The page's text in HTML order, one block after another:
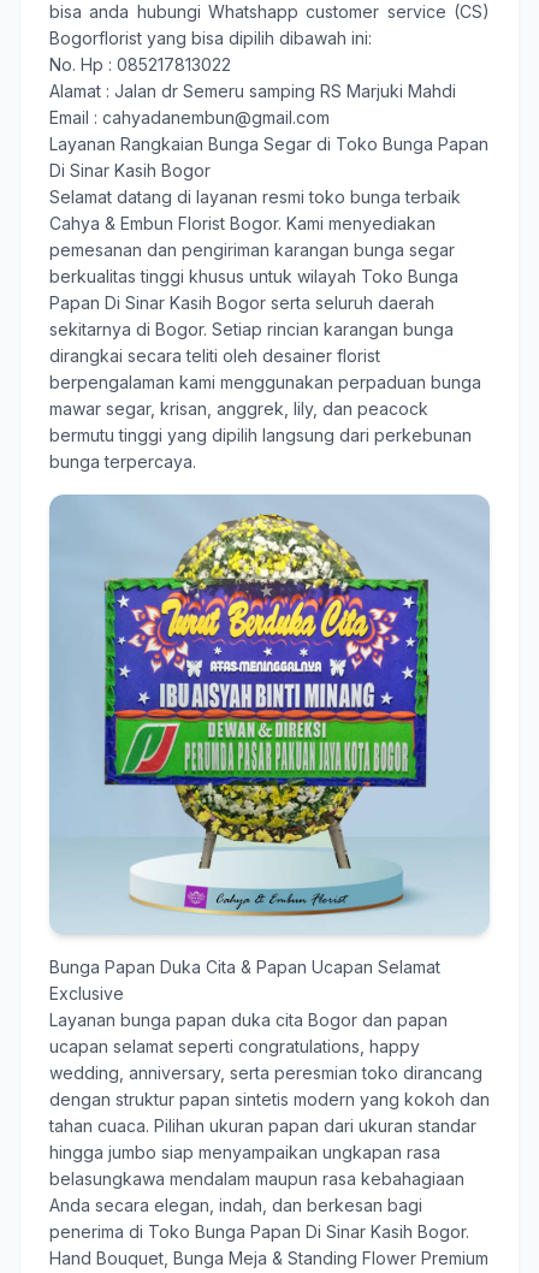
bisa anda hubungi Whatshapp customer service (CS)
Bogorflorist yang bisa dipilih dibawah ini:
No. Hp : 085217813022
Alamat : Jalan dr Semeru samping RS Marjuki Mahdi
Email : cahyadanembun@gmail.com
Layanan Rangkaian Bunga Segar di Toko Bunga Papan
Di Sinar Kasih Bogor
Selamat datang di layanan resmi toko bunga terbaik
Cahya & Embun Florist Bogor. Kami menyediakan
pemesanan dan pengiriman karangan bunga segar
berkualitas tinggi khusus untuk wilayah Toko Bunga
Papan Di Sinar Kasih Bogor serta seluruh daerah
sekitarnya di Bogor. Setiap rincian karangan bunga
dirangkai secara teliti oleh desainer florist
berpengalaman kami menggunakan perpaduan bunga
mawar segar, krisan, anggrek, lily, dan peacock
bermutu tinggi yang dipilih langsung dari perkebunan
bunga terpercaya.
Bunga Papan Duka Cita & Papan Ucapan Selamat
Exclusive
Layanan bunga papan duka cita Bogor dan papan
ucapan selamat seperti congratulations, happy
wedding, anniversary, serta peresmian toko dirancang
dengan struktur papan sintetis modern yang kokoh dan
tahan cuaca. Pilihan ukuran papan dari ukuran standar
hingga jumbo siap menyampaikan ungkapan rasa
belasungkawa mendalam maupun rasa kebahagiaan
Anda secara elegan, indah, dan berkesan bagi
penerima di Toko Bunga Papan Di Sinar Kasih Bogor.
Hand Bouquet, Bunga Meja & Standing Flower Premium